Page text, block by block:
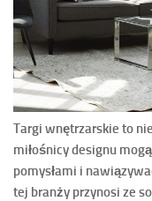
Targi wnętrzarskie to
miłośnicy designu
pomysłami i
tej branży przynosi ze